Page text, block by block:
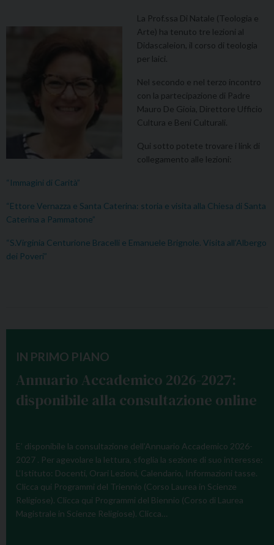
La Prof.ssa Di Natale (Teologia e
Arte) ha tenuto tre lezioni al
Didascaleion, il corso di teologia
per laici.
Nel secondo e nel terzo incontro
con la partecipazione di Padre
Mauro De Gioia, Direttore Ufficio
Cultura e Beni Culturali.
Qui sotto potete trovare i link di
collegamento alle lezioni:
“Immagini di Carità”
“Ettore Vernazza e Santa Caterina: storia e visita alla Chiesa di Santa
Caterina a Pammatone”
“S.Virginia Centurione Bracelli e Emanuele Brignole. Visita all’Albergo
dei Poveri”
IN PRIMO PIANO
Annuario Accademico 2026-2027:
disponibile alla consultazione online
E’ disponibile la consultazione dell’Annuario Accademico 2026-
2027 . Per agevolare la lettura, sfoglia la sezione di suo interesse:
L’Istituto: Docenti, Orari Lezioni, Calendario, Informazioni tasse.
Clicca qui Programmi del Triennio (Corso Laurea in Scienze
Religiose). Clicca qui Programmi del Biennio (Corso di Laurea
Magistrale in Scienze Religiose). Clicca…